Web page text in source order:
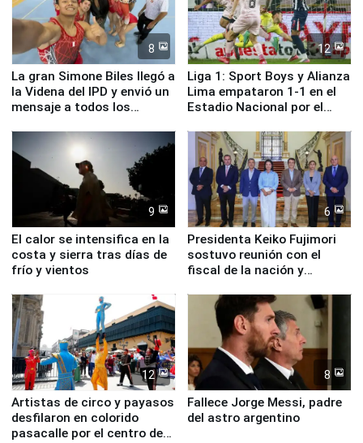
8
La gran Simone Biles llegó a
la Videna del IPD y envió un
mensaje a todos los
12
Liga 1: Sport Boys y Alianza
Lima empataron 1-1 en el
Estadio Nacional por el
9
El calor se intensifica en la
costa y sierra tras días de
frío y vientos
6
Presidenta Keiko Fujimori
sostuvo reunión con el
fiscal de la nación y
12
Artistas de circo y payasos
desfilaron en colorido
pasacalle por el centro de
8
Fallece Jorge Messi, padre
del astro argentino